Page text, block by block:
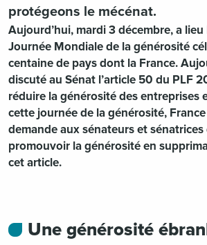
protégeons le mécénat.
Aujourd’hui, mardi 3 décembre, a
Journée Mondiale de la générosité
centaine de pays dont la France.
discuté au Sénat l’article 50 du PLF
réduire la générosité des entreprises
cette journée de la générosité,
demande aux sénateurs et
promouvoir la générosité en
cet article.
Une générosité